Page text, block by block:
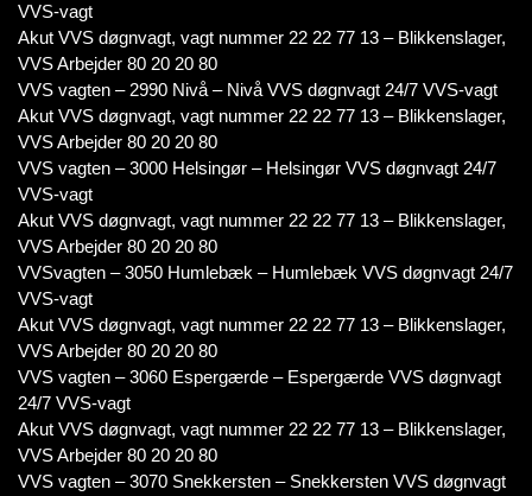
VVS-vagt
Akut VVS døgnvagt, vagt nummer 22 22 77 13 – Blikkenslager,
VVS Arbejder 80 20 20 80
VVS vagten – 2990 Nivå – Nivå VVS døgnvagt 24/7 VVS-vagt
Akut VVS døgnvagt, vagt nummer 22 22 77 13 – Blikkenslager,
VVS Arbejder 80 20 20 80
VVS vagten – 3000 Helsingør – Helsingør VVS døgnvagt 24/7
VVS-vagt
Akut VVS døgnvagt, vagt nummer 22 22 77 13 – Blikkenslager,
VVS Arbejder 80 20 20 80
VVSvagten – 3050 Humlebæk – Humlebæk VVS døgnvagt 24/7
VVS-vagt
Akut VVS døgnvagt, vagt nummer 22 22 77 13 – Blikkenslager,
VVS Arbejder 80 20 20 80
VVS vagten – 3060 Espergærde – Espergærde VVS døgnvagt
24/7 VVS-vagt
Akut VVS døgnvagt, vagt nummer 22 22 77 13 – Blikkenslager,
VVS Arbejder 80 20 20 80
VVS vagten – 3070 Snekkersten – Snekkersten VVS døgnvagt